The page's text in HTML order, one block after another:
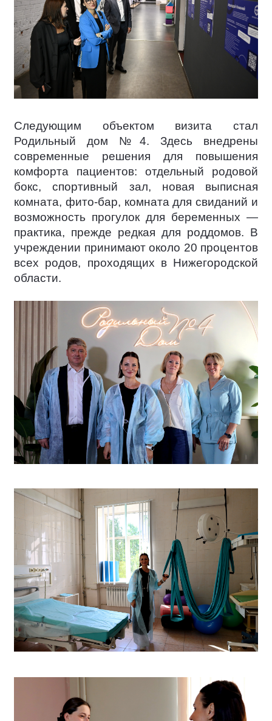
Следующим объектом визита стал
Родильный дом №4. Здесь внедрены
современные решения для повышения
комфорта пациентов: отдельный родовой
бокс, спортивный зал, новая выписная
комната, фито-бар, комната для свиданий и
возможность прогулок для беременных —
практика, прежде редкая для роддомов. В
учреждении принимают около 20 процентов
всех родов, проходящих в Нижегородской
области.